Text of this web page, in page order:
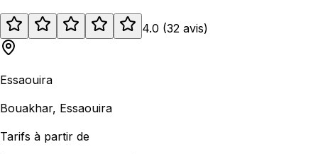
4.0 (32 avis)
Essaouira
Bouakhar, Essaouira
Tarifs à partir de